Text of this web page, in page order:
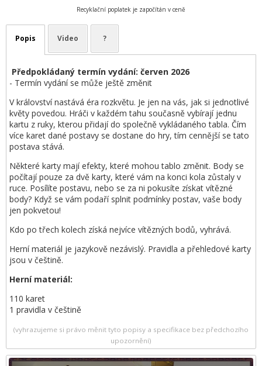
Recyklační poplatek je započítán v ceně
Popis Video ?
Předpokládaný termín vydání: červen 2026
- Termín vydání se může ještě změnit
V království nastává éra rozkvětu. Je jen na vás, jak si jednotlivé
květy povedou. Hráči v každém tahu současně vybírají jednu
kartu z ruky, kterou přidají do společně vykládaného tabla. Čím
více karet dané postavy se dostane do hry, tím cennější se tato
postava stává.
Některé karty mají efekty, které mohou tablo změnit. Body se
počítají pouze za dvě karty, které vám na konci kola zůstaly v
ruce. Posílíte postavu, nebo se za ni pokusíte získat vítězné
body? Když se vám podaří splnit podmínky postav, vaše body
jen pokvetou!
Kdo po třech kolech získá nejvíce vítězných bodů, vyhrává.
Herní materiál je jazykově nezávislý. Pravidla a přehledové karty
jsou v češtině.
Herní materiál:
110 karet
1 pravidla v češtině
(vyhrazujeme si právo měnit tyto popisy a specifikace bez předchozího
upozornění)